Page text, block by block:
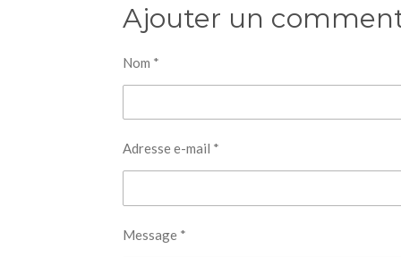
Ajouter un
Nom *
Adresse e-mail *
Message *